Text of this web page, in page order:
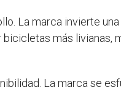
La marca invierte
más livianas,
La marca se